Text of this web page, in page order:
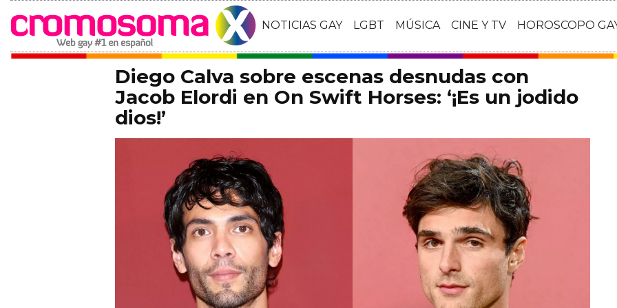
NOTICIAS GAY LGBT MÚSICA CINE Y TV HOROSCOPO
Diego Calva sobre escenas desnudas con
Jacob Elordi en On Swift Horses: ‘¡Es un jodido
dios!’